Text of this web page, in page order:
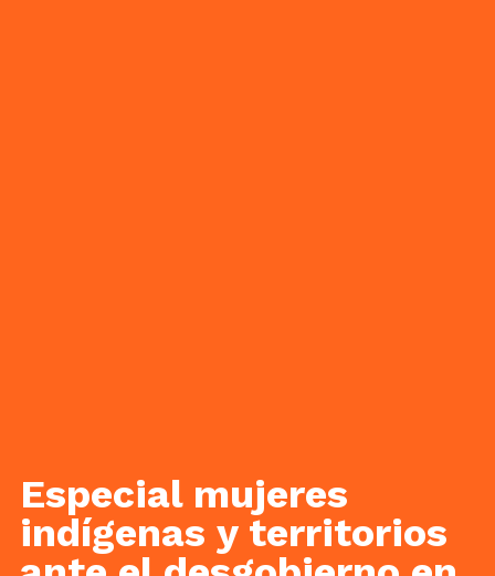
Especial mujeres
indígenas y territorios